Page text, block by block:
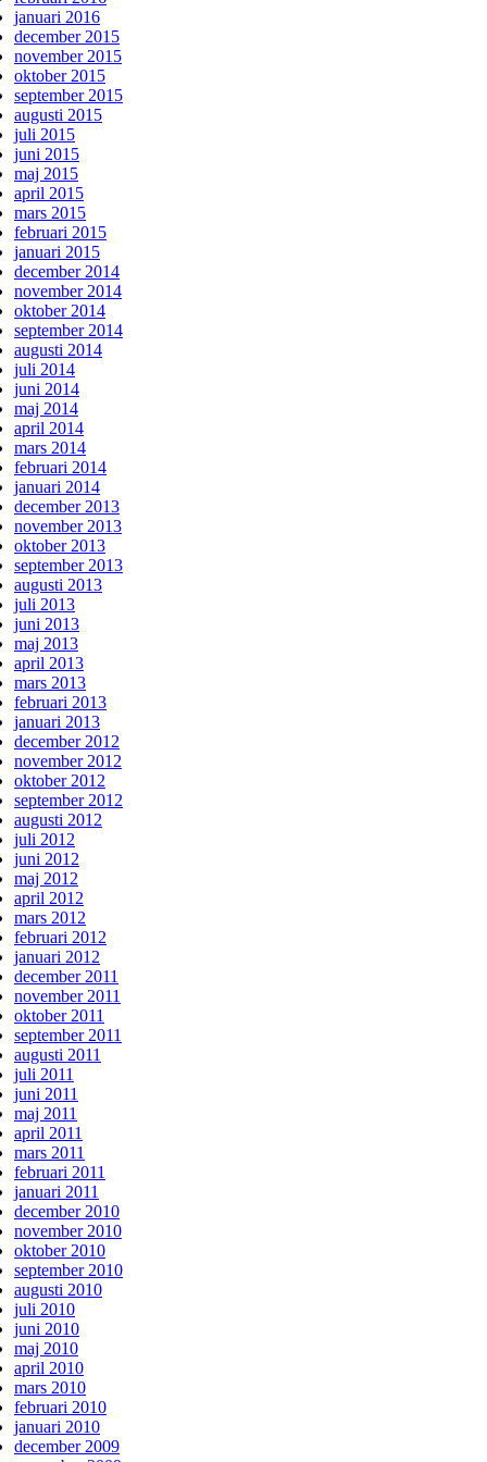
januari 2016
december 2015
november 2015
oktober 2015
september 2015
augusti 2015
juli 2015
juni 2015
maj 2015
april 2015
mars 2015
februari 2015
januari 2015
december 2014
november 2014
oktober 2014
september 2014
augusti 2014
juli 2014
juni 2014
maj 2014
april 2014
mars 2014
februari 2014
januari 2014
december 2013
november 2013
oktober 2013
september 2013
augusti 2013
juli 2013
juni 2013
maj 2013
april 2013
mars 2013
februari 2013
januari 2013
december 2012
november 2012
oktober 2012
september 2012
augusti 2012
juli 2012
juni 2012
maj 2012
april 2012
mars 2012
februari 2012
januari 2012
december 2011
november 2011
oktober 2011
september 2011
augusti 2011
juli 2011
juni 2011
maj 2011
april 2011
mars 2011
februari 2011
januari 2011
december 2010
november 2010
oktober 2010
september 2010
augusti 2010
juli 2010
juni 2010
maj 2010
april 2010
mars 2010
februari 2010
januari 2010
december 2009